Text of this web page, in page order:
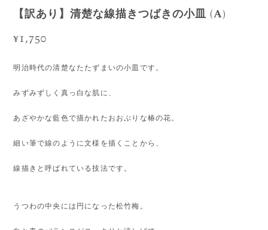
【訳あり】清楚な線描きつばきの小皿 (A)
¥1,750
明治時代の清楚なたたずまいの小皿です。
みずみずしく真っ白な肌に、
あざやかな藍色で描かれたおおぶりな椿の花。
細い筆で線のように文様を描くことから、
線描きと呼ばれている技法です。
うつわの中央には円になった松竹梅。